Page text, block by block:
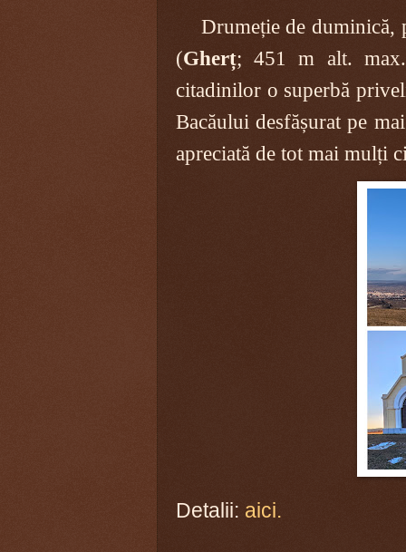
Drumeție de duminică,
(Gherț; 451 m alt.
citadinilor o superbă
Bacăului desfășurat pe
apreciată de tot mai mulți
Detalii: aici.